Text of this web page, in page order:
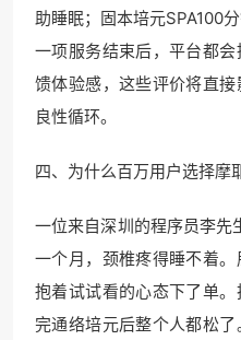
助睡眠；固本培元SPA100
一项服务结束后，平台都
馈体验感，这些评价将直
良性循环。
四、为什么百万用户选择摩
一位来自深圳的程序员李先
一个月，颈椎疼得睡不着
抱着试试看的心态下了单
完通络培元后整个人都松